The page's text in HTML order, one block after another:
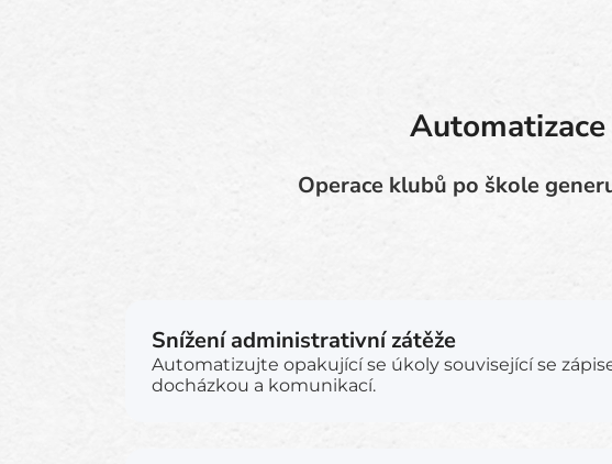
Operace klubů po škole
Snížení administrativní zátěže
Automatizujte opakující se úkoly související se
docházkou a komunikací.